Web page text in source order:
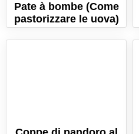
Pate à bombe (Come
pastorizzare le uova)